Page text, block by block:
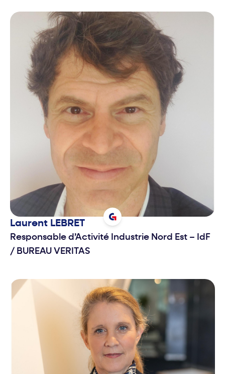
Laurent LEBRET
Responsable d’Activité Industrie Nord Est – IdF
/ BUREAU VERITAS